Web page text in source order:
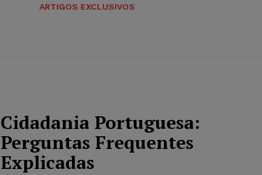
ARTIGOS EXCLUSIVOS
Cidadania Portuguesa:
Perguntas Frequentes
Explicadas